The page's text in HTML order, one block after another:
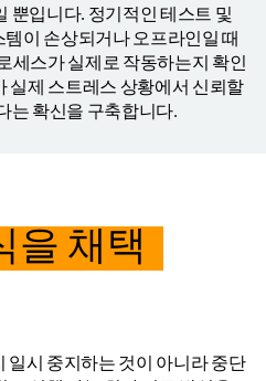
뿐입니다. 정기적인 테스트 및
이 손상되거나 오프라인일 때
세스가 실제로 작동하는지 확인
실제 스트레스 상황에서 신뢰할
는 확신을 구축합니다.
을 채택
일시 중지하는 것이 아니라 중단